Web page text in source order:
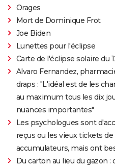
Orages
Mort de Dominique Frot
Joe Biden
Lunettes pour l'éclipse
Carte de l'éclipse solaire du
Alvaro Fernandez,
draps : "L'idéal est de les
au maximum tous les dix
nuances importantes"
Les psychologues sont
reçus ou les vieux tickets
accumulateurs, mais ont
Du carton au lieu du gazon